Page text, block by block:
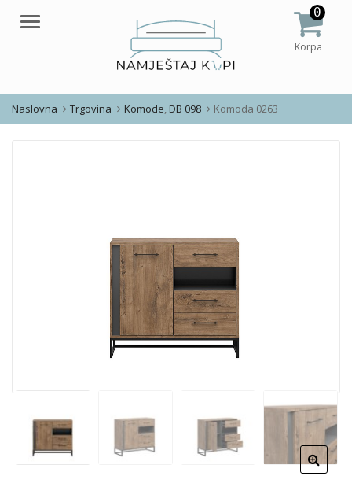
Meni
0
Korpa
Naslovna Trgovina Komode,DB 098 Komoda 0263